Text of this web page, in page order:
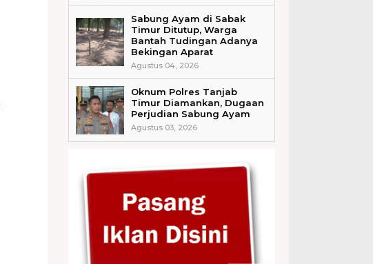
Sabung Ayam di Sabak
Timur Ditutup, Warga
Bantah Tudingan Adanya
Bekingan Aparat
Agustus 04, 2026
Oknum Polres Tanjab
Timur Diamankan, Dugaan
Perjudian Sabung Ayam
Agustus 03, 2026